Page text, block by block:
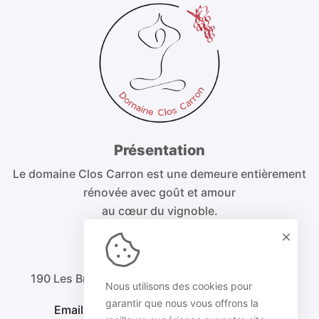
Présentation
Le domaine Clos Carron est une demeure entièrement
rénovée avec goût et amour
au cœur du vignoble.
Nous contacter
190 Les Brecatons, 71570 Saint Amour Bellevue
Email. domaine.closcarron@gmail.com
Nous utilisons des cookies pour
garantir que nous vous offrons la